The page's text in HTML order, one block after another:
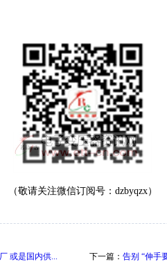
（敬请关注微信订阅号：dzbyqzx）
或是国内供... 下一篇： 告别 “伸手